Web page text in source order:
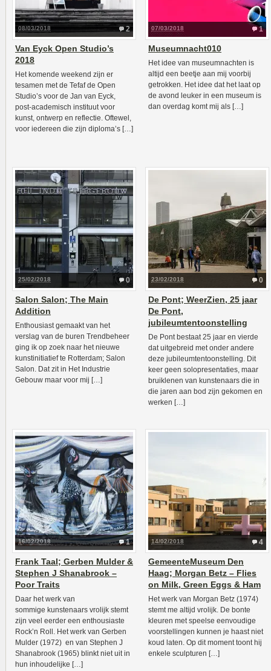
2
08/03/2018
Van Eyck Open Studio’s
2018
Het komende weekend zijn er
tesamen met de Tefaf de Open
Studio’s voor de Jan van Eyck,
post-academisch instituut voor
kunst, ontwerp en reflectie. Oftewel,
voor iedereen die zijn diploma’s […]
1
07/03/2018
Museumnacht010
Het idee van museumnachten is
altijd een beetje aan mij voorbij
getrokken. Het idee dat het laat op
de avond leuker in een museum is
dan overdag komt mij als […]
0
25/02/2018
Salon Salon; The Main
Addition
Enthousiast gemaakt van het
verslag van de buren Trendbeheer
ging ik op zoek naar het nieuwe
kunstinitiatief te Rotterdam; Salon
Salon. Dat zit in Het Industrie
Gebouw maar voor mij […]
0
23/02/2018
De Pont; WeerZien, 25 jaar
De Pont,
jubileumtentoonstelling
De Pont bestaat 25 jaar en vierde
dat uitgebreid met onder andere
deze jubileumtentoonstelling. Dit
keer geen solopresentaties, maar
bruiklenen van kunstenaars die in
die jaren aan bod zijn gekomen en
werken […]
1
16/02/2018
Frank Taal; Gerben Mulder &
Stephen J Shanabrook –
Poor Traits
Daar het werk van
sommige kunstenaars vrolijk stemt
zijn veel eerder een enthousiaste
Rock’n Roll. Het werk van Gerben
Mulder (1972) en van Stephen J
Shanabrook (1965) blinkt niet uit in
hun inhoudelijke […]
4
14/02/2018
GemeenteMuseum Den
Haag; Morgan Betz – Flies
on Milk, Green Eggs & Ham
Het werk van Morgan Betz (1974)
stemt me altijd vrolijk. De bonte
kleuren met speelse eenvoudige
voorstellingen kunnen je haast niet
koud laten. Op dit moment toont hij
enkele sculpturen […]